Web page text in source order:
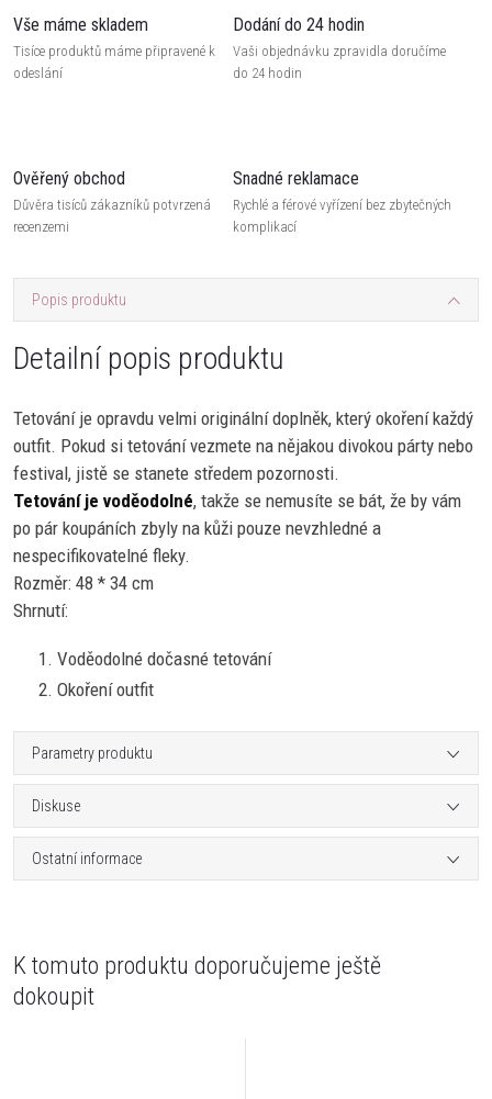
Vše máme skladem
Tisíce produktů máme připravené k
odeslání
Dodání do 24 hodin
Vaši objednávku zpravidla doručíme
do 24 hodin
Ověřený obchod
Důvěra tisíců zákazníků potvrzená
recenzemi
Snadné reklamace
Rychlé a férové vyřízení bez zbytečných
komplikací
Popis produktu
Detailní popis produktu
Tetování je opravdu velmi originální doplněk, který okoření každý
outfit. Pokud si tetování vezmete na nějakou divokou párty nebo
festival, jistě se stanete středem pozornosti.
Tetování je voděodolné, takže se nemusíte se bát, že by vám
po pár koupáních zbyly na kůži pouze nevzhledné a
nespecifikovatelné fleky.
Rozměr: 48 * 34 cm
Shrnutí:
Voděodolné dočasné tetování
Okoření outfit
Parametry produktu
Diskuse
Ostatní informace
K tomuto produktu doporučujeme ještě
dokoupit